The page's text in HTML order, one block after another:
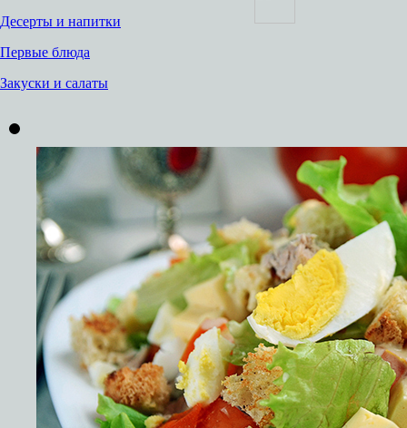
Десерты и напитки
Первые блюда
Закуски и салаты